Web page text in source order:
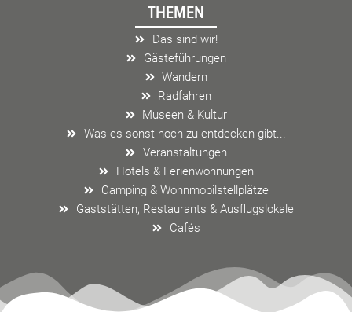
o
o
a
g
r
a
m
p
THEMEN
Das sind wir!
Gästeführungen
Wandern
Radfahren
Museen & Kultur
Was es sonst noch zu entdecken gibt...
Veranstaltungen
Hotels & Ferienwohnungen
Camping & Wohnmobilstellplätze
Gaststätten, Restaurants & Ausflugslokale
Cafés